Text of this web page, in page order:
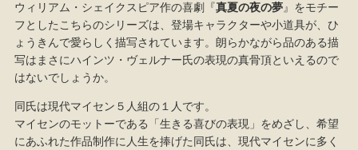
ウィリアム・シェイクスピア作の喜劇『真夏の夜の夢』をモチー
フとしたこちらのシリーズは、登場キャラクターや小道具が、ひ
ょうきんで愛らしく描写されています。朗らかながら品のある描
写はまさにハインツ・ヴェルナー氏の表現の真骨頂といえるので
はないでしょうか。
同氏は現代マイセン５人組の１人です。
マイセンのモットーである「生きる喜びの表現」をめざし、希望
にあふれた作品制作に人生を捧げた同氏は、現代マイセンに多く